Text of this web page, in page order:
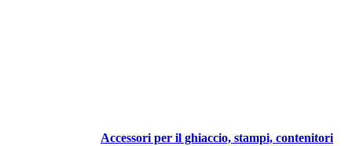
Accessori per il ghiaccio, stampi, contenitori